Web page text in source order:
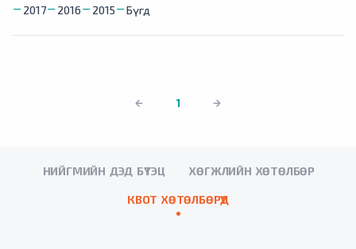
2017
2016 2015 Бүгд
1
НИЙГМИЙН ДЭД БҮТЭЦ ХӨГЖЛИЙН ХӨТӨЛБӨР
КВОТ ХӨТӨЛБӨРҮҮД